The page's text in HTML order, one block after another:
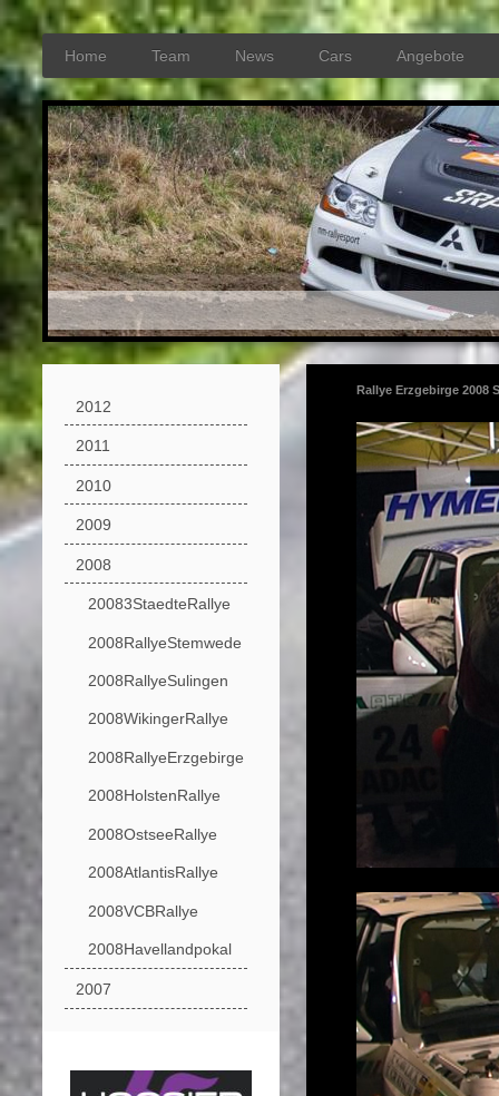
Home Team News Cars Angebote
Rallye Erzgebirge 2008
2012
2011
2010
2009
2008
20083StaedteRallye
2008RallyeStemwede
2008RallyeSulingen
2008WikingerRallye
2008RallyeErzgebirge
2008HolstenRallye
2008OstseeRallye
2008AtlantisRallye
2008VCBRallye
2008Havellandpokal
2007